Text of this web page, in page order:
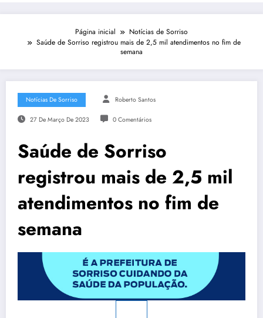
Página inicial
Notícias de Sorriso
Saúde de Sorriso registrou mais de 2,5 mil atendimentos no fim de
semana
Notícias De Sorriso Roberto Santos
27 De Março De 2023 0 Comentários
Saúde de Sorriso
registrou mais de 2,5 mil
atendimentos no fim de
semana